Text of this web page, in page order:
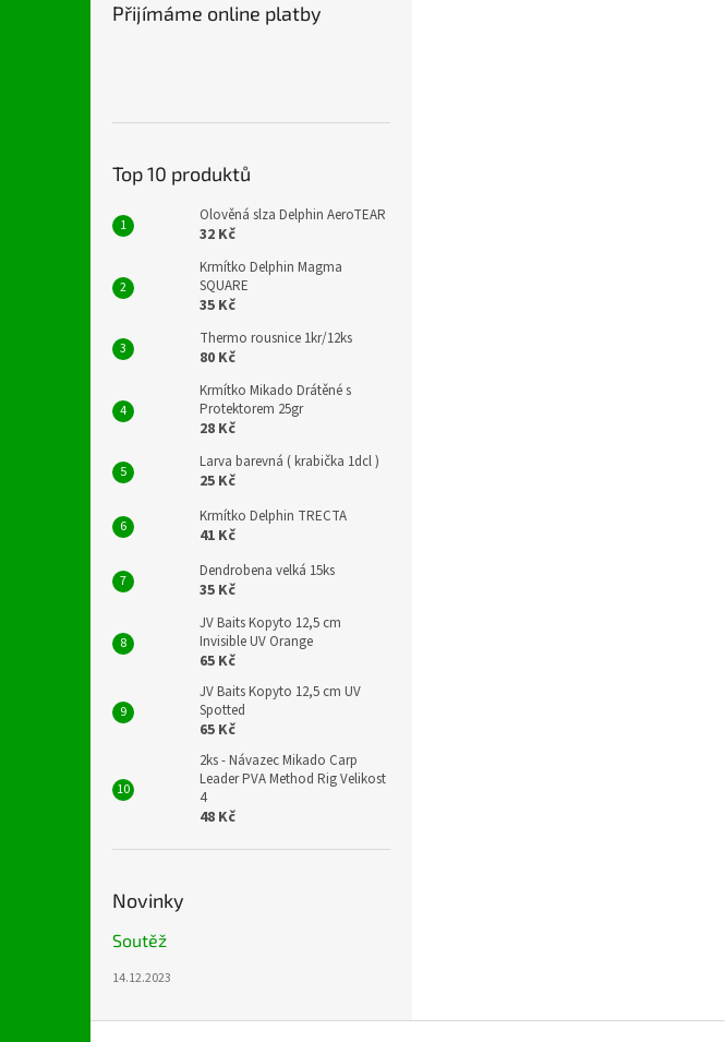
Přijímáme online platby
Top 10 produktů
Olověná slza Delphin AeroTEAR
32 Kč
Krmítko Delphin Magma
SQUARE
35 Kč
Thermo rousnice 1kr/12ks
80 Kč
Krmítko Mikado Drátěné s
Protektorem 25gr
28 Kč
Larva barevná ( krabička 1dcl )
25 Kč
Krmítko Delphin TRECTA
41 Kč
Dendrobena velká 15ks
35 Kč
JV Baits Kopyto 12,5 cm
Invisible UV Orange
65 Kč
JV Baits Kopyto 12,5 cm UV
Spotted
65 Kč
2ks - Návazec Mikado Carp
Leader PVA Method Rig Velikost
4
48 Kč
Novinky
Soutěž
14.12.2023